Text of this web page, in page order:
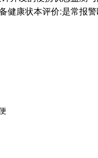
健康状本评价:是常报